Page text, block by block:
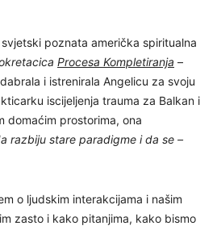
poznata američka spiritualna
Procesa Kompletiranja –
i istrenirala Angelicu za svoju
iscijeljenja trauma za Balkan i
domaćim prostorima, ona
razbiju stare paradigme i da se –
o ljudskim interakcijama i našim
zasto i kako pitanjima, kako bismo